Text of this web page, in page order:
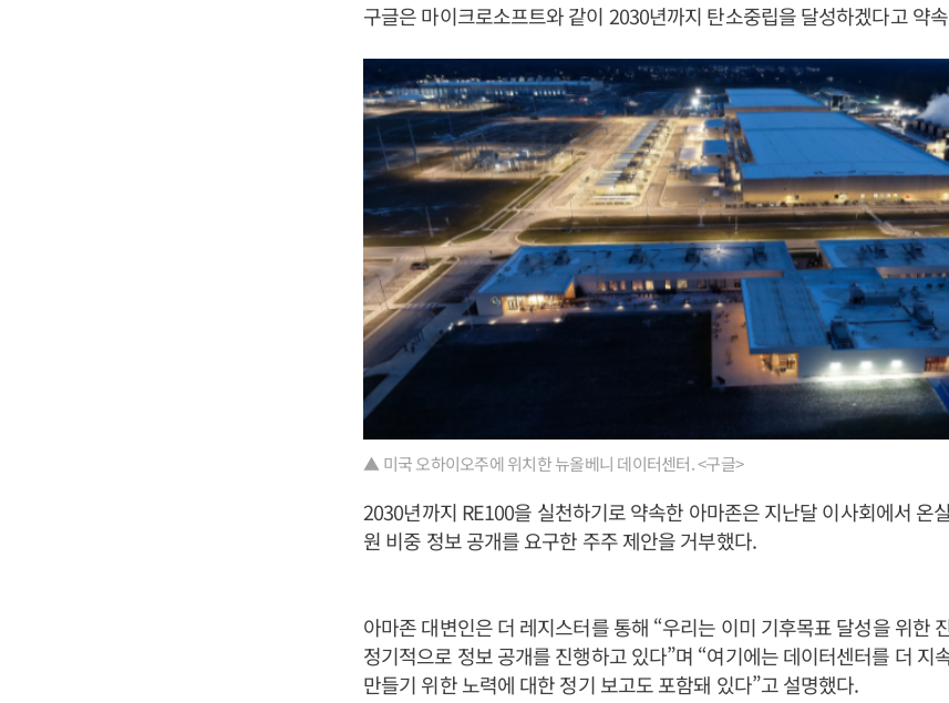
구글은 마이크로소프트와 같이 2030년까지 탄소중립을 달성하겠다고 약
▲ 미국 오하이오주에 위치한 뉴올베니 데이터센터. <구글>
2030년까지 RE100을 실천하기로 약속한 아마존은 지난달 이사회에서 온
원 비중 정보 공개를 요구한 주주 제안을 거부했다.
아마존 대변인은 더 레지스터를 통해 “우리는 이미 기후목표 달성을 위한
정기적으로 정보 공개를 진행하고 있다”며 “여기에는 데이터센터를 더 지
만들기 위한 노력에 대한 정기 보고도 포함돼 있다”고 설명했다.